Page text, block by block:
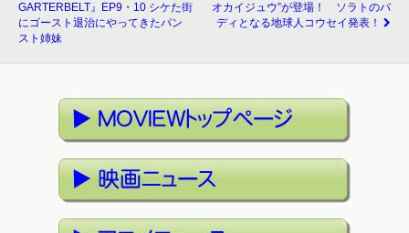
GARTERBELT』EP9・10 シケた街
にゴースト退治にやってきたパン
スト姉妹
オカイジュウ”が登場！ ソラトのバ
ディとなる地球人コウセイ発表！